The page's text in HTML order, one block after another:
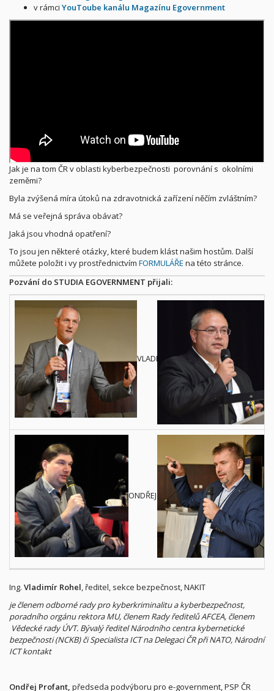
v rámci YouToube kanálu Magazínu Egovernment
Jak je na tom ČR v oblasti kyberbezpečnosti porovnání s okolními
zeměmi?
Byla zvýšená míra útoků na zdravotnická zařízení něčím zvláštním?
Má se veřejná správa obávat?
Jaká jsou vhodná opatření?
To jsou jen některé otázky, které budem klást našim hostům. Další
můžete položit i vy prostřednictvím FORMULÁŘE na této stránce.
Pozvání do STUDIA EGOVERNMENT přijali:
VLADIMÍR ROHEL
ONDŘEJ PROFANT
Ing. Vladimír Rohel, ředitel, sekce bezpečnost, NAKIT
je členem odborné rady pro kyberkriminalitu a kyberbezpečnost,
poradního orgánu rektora MU, členem Rady ředitelů AFCEA, členem
Vědecké rady ÚVT. Bývalý ředitel Národního centra kybernetické
bezpečnosti (NCKB) či Specialista ICT na Delegaci ČR při NATO, Národní
ICT kontakt
Ondřej Profant, předseda podvýboru pro e-government, PSP ČR​